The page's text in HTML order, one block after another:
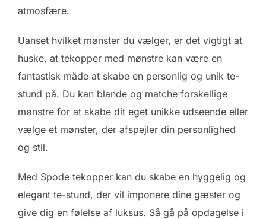
atmosfære.
Uanset hvilket mønster du vælger, er det vigtigt at
huske, at tekopper med mønstre kan være en
fantastisk måde at skabe en personlig og unik te-
stund på. Du kan blande og matche forskellige
mønstre for at skabe dit eget unikke udseende eller
vælge et mønster, der afspejler din personlighed
og stil.
Med Spode tekopper kan du skabe en hyggelig og
elegant te-stund, der vil imponere dine gæster og
give dig en følelse af luksus. Så gå på opdagelse i